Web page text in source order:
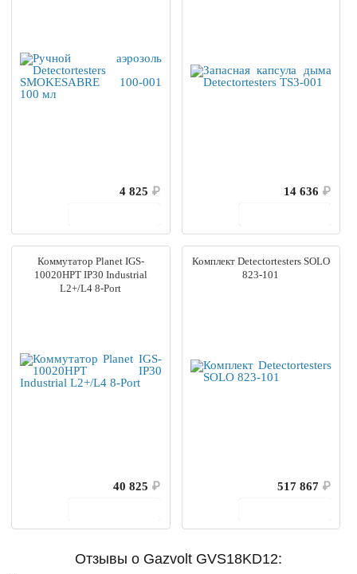
4 825 ₽
14 636 ₽
Коммутатор Planet IGS-
10020HPT IP30 Industrial
L2+/L4 8-Port
40 825 ₽
Комплект Detectortesters SOLO
823-101
517 867 ₽
Отзывы о Gazvolt GVS18KD12: